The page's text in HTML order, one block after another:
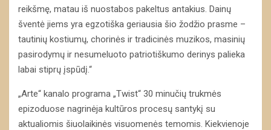
reikšmę, matau iš nuostabos pakeltus antakius. Dainų
šventė jiems yra egzotiška geriausia šio žodžio prasme –
tautinių kostiumų, chorinės ir tradicinės muzikos, masinių
pasirodymų ir nesumeluoto patriotiškumo derinys palieka
labai stiprų įspūdį.“
„Arte“ kanalo programa „Twist“ 30 minučių trukmės
epizoduose nagrinėja kultūros procesų santykį su
aktualiomis šiuolaikinės visuomenės temomis. Kiekvienoje